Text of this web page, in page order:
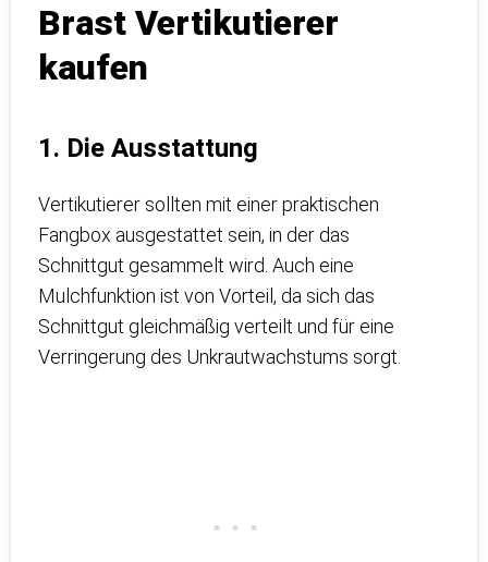
Brast Vertikutierer
kaufen
1. Die Ausstattung
Vertikutierer sollten mit einer praktischen
Fangbox ausgestattet sein, in der das
Schnittgut gesammelt wird. Auch eine
Mulchfunktion ist von Vorteil, da sich das
Schnittgut gleichmäßig verteilt und für eine
Verringerung des Unkrautwachstums sorgt.